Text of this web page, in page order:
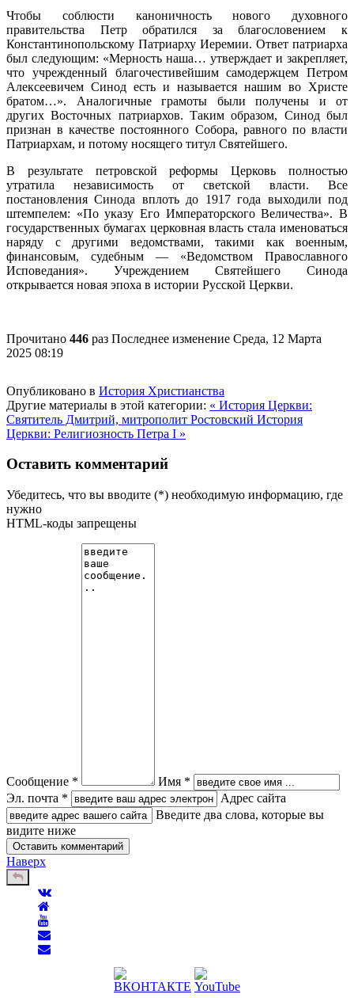
Чтобы соблюсти каноничность нового духовного
правительства Петр обратился за благословением к
Константинопольскому Патриарху Иеремии. Ответ патриарха
был следующим: «Мерность наша… утверждает и закрепляет,
что учрежденный благочестивейшим самодержцем Петром
Алексеевичем Синод есть и называется нашим во Христе
братом…». Аналогичные грамоты были получены и от
других Восточных патриархов. Таким образом, Синод был
признан в качестве постоянного Собора, равного по власти
Патриархам, и потому носящего титул Святейшего.
В результате петровской реформы Церковь полностью
утратила независимость от светской власти. Все
постановления Синода вплоть до 1917 года выходили под
штемпелем: «По указу Его Императорского Величества». В
государственных бумагах церковная власть стала именоваться
наряду с другими ведомствами, такими как военным,
финансовым, судебным — «Ведомством Православного
Исповедания». Учреждением Святейшего Синода
открывается новая эпоха в истории Русской Церкви.
Прочитано 446 раз Последнее изменение Среда, 12 Марта
2025 08:19
Опубликовано в История Христианства
Другие материалы в этой категории: « История Церкви:
Святитель Дмитрий, митрополит Ростовский История
Церкви: Религиозность Петра I »
Оставить комментарий
Убедитесь, что вы вводите (*) необходимую информацию, где
нужно
HTML-коды запрещены
Сообщение *
Имя *
Эл. почта *
Адрес сайта
Введите два слова, которые вы
видите ниже
Наверх